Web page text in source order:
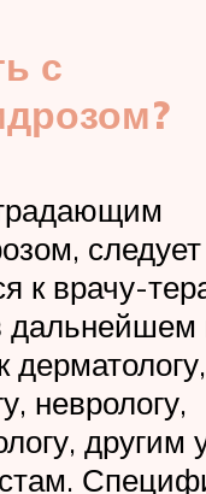
с
к врачу-
дальнейшем
дерматологу,
неврологу,
другим